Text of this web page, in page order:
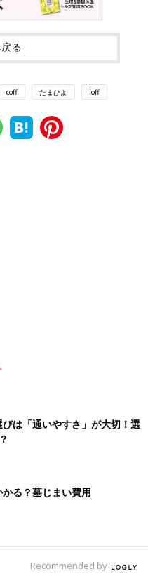
る
coff たまひよ loff
は「通いやすさ」が大切！選
る？墓じまい費用
Recommended by